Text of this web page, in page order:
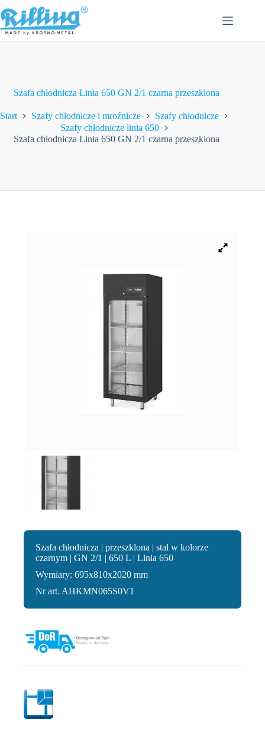
do
treści
Szafa chłodnicza Linia 650 GN 2/1 czarna przeszklona
Start Szafy chłodnicze i mroźnicze
Szafy chłodnicze
Szafy chłodnicze linia 650
Szafa chłodnicza Linia 650 GN 2/1 czarna przeszklona
Szafa chłodnicza | przeszklona | stal w kolorze
czarnym | GN 2/1 | 650 L | Linia 650
Wymiary: 695x810x2020 mm
Nr art. AHKMN065S0V1